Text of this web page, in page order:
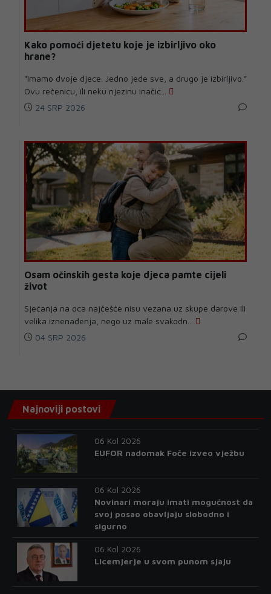
Kako pomoći djetetu koje je izbirljivo oko
hrane?
"Imamo dvoje djece. Jedno jede sve, a drugo je izbirljivo."
Ovu rečenicu, ili neku njezinu inačic...
24 SRP 2026
Osam očinskih gesta koje djeca pamte cijeli
život
Sjećanja na oca najčešće nisu vezana uz skupe darove ili
velika iznenađenja, nego uz male svakodn...
04 SRP 2026
Najnoviji postovi
06 Kol 2026
EUFOR nadomak Foče izveo vježbu
06 Kol 2026
Novinari moraju imati mogućnost da
svoj posao obavljaju slobodno i
sigurno
06 Kol 2026
Licemjerje u svom punom sjaju